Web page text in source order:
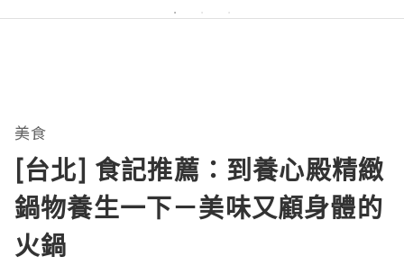
美食
[台北] 食記推薦：到養心殿精緻
鍋物養生一下－美味又顧身體的
火鍋